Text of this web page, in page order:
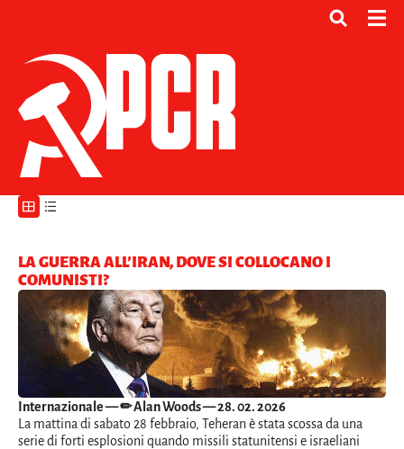
LA GUERRA ALL’IRAN, DOVE SI COLLOCANO I
COMUNISTI?
Internazionale— ✏ Alan Woods — 28. 02. 2026
La mattina di sabato 28 febbraio, Teheran è stata scossa da una
serie di forti esplosioni quando missili statunitensi e israeliani